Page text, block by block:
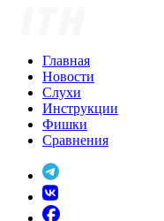
Главная
Новости
Слухи
Инструкции
Фишки
Сравнения